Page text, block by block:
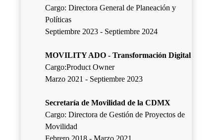
Cargo: Directora General de Planeación y
Políticas
Septiembre 2023 - Septiembre 2024
MOVILITY ADO - Transformación Digital
Cargo:Product Owner
Marzo 2021 - Septiembre 2023
Secretaría de Movilidad de la CDMX
Cargo: Directora de Gestión de Proyectos de
Movilidad